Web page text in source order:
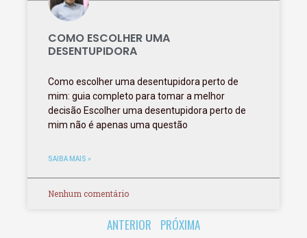
COMO ESCOLHER UMA
DESENTUPIDORA
Como escolher uma desentupidora perto de
mim: guia completo para tomar a melhor
decisão Escolher uma desentupidora perto de
mim não é apenas uma questão
SAIBA MAIS »
Nenhum comentário
ANTERIOR PRÓXIMA